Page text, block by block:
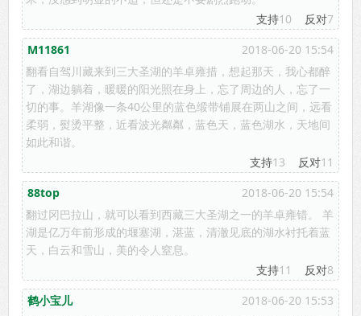
支持10 反对7
M11861
2018-06-20 15:54
翻看自驾川藏来到三大圣湖的羊卓雍措，想起那天，我心都醉
了，湖边躺着，暖暖的阳光照在身上，忘了周边的人，忘了一
切的事。羊湖像一条40公里的蓝色缎带铺展在两山之间，远看
柔弱，熨烫平整，近看波光粼粼，蓝色天，蓝色湖水，天地间
如此和谐。
支持13 反对11
88top
2018-06-20 15:54
翻过冈巴拉山，就可以看到西藏三大圣湖之一的羊卓雍错。 羊
湖是亿万年前形成的堰塞湖，湛蓝，清澈见底的湖水衬托着蓝
天，白云和雪山，美的令人窒息。
支持11 反对8
鹤小宝儿
2018-06-20 15:53